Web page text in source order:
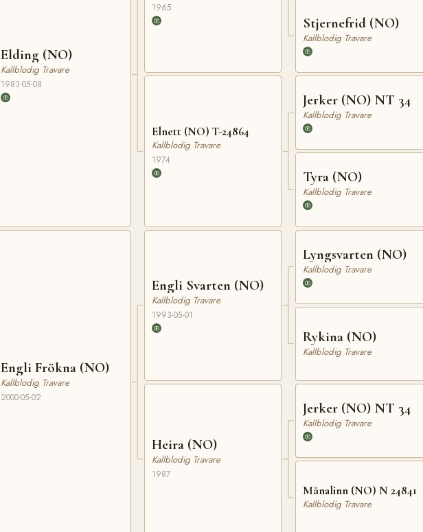
Elding (NO)
Kallblodig Travare
1983-05-08
Engli Frökna (NO)
Kallblodig Travare
2000-05-02
1965
Elnett (NO) T-24864
Kallblodig Travare
1974
Engli Svarten (NO)
Kallblodig Travare
1993-05-01
Heira (NO)
Kallblodig Travare
1987
Stjernefrid (NO)
Kallblodig Travare
Jerker (NO) NT 34
Kallblodig Travare
Tyra (NO)
Kallblodig Travare
Lyngsvarten (NO)
Kallblodig Travare
Rykina (NO)
Kallblodig Travare
Jerker (NO) NT 34
Kallblodig Travare
Månalinn (NO) N 24841
Kallblodig Travare